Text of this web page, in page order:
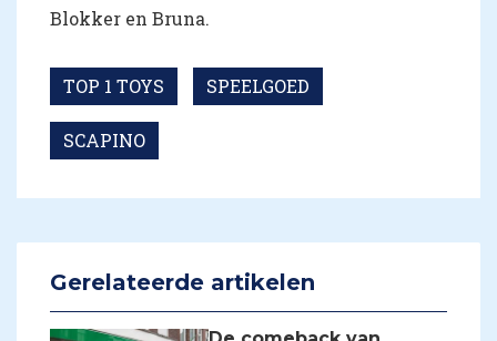
Blokker en Bruna.
TOP 1 TOYS SPEELGOED
SCAPINO
Gerelateerde artikelen